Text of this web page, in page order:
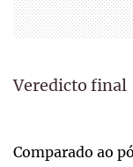
Veredicto final
Comparado ao